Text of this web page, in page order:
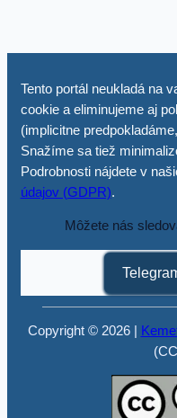
Tento portál neukladá na
cookie a eliminujeme aj
(implicitne
Snažíme sa tiež
Podrobnosti nájdete v
údajov (GDPR).
Môžete nás
Copyright © 2026 |